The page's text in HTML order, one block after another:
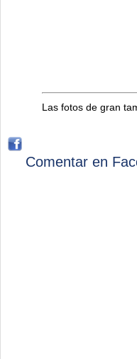
Las fotos de gran
Comentar en